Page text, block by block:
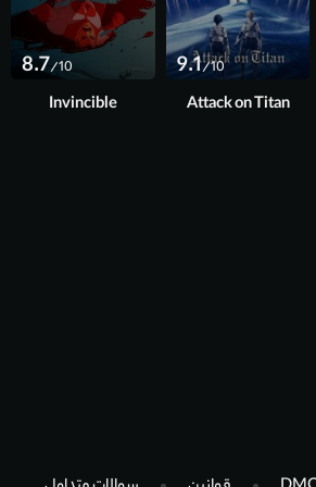
9.1/10
Attack on Titan
8.7/10
Invincible